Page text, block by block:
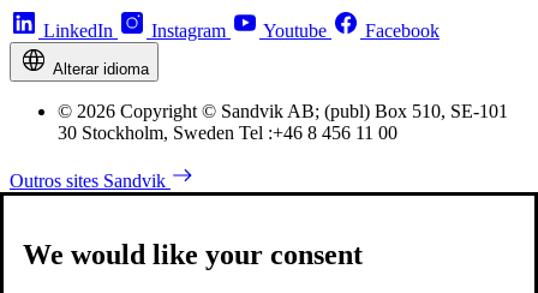
LinkedIn Instagram Youtube Facebook
Alterar idioma
© 2026 Copyright © Sandvik AB; (publ) Box 510, SE-101
30 Stockholm, Sweden Tel :+46 8 456 11 00
Outros sites Sandvik
We would like your consent